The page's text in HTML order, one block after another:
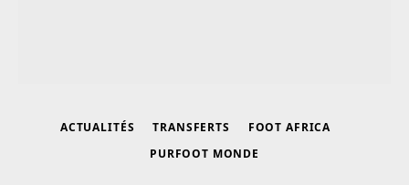
ACTUALITÉS TRANSFERTS
FOOT AFRICA
PURFOOT MONDE